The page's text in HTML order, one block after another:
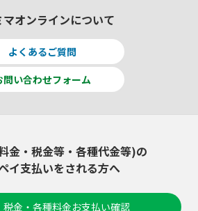
マオンラインについて
よくあるご質問
問い合わせフォーム
金・税金等・各種代金等)の
イ支払いをされる方へ
税金・各種料金お支払い確認